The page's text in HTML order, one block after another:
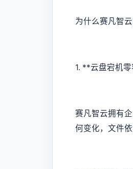
为什么赛凡智
1. **云盘宕机
赛凡智云拥有
何变化，文件